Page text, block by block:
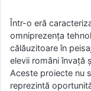
Într-o eră
omniprezența
călăuzitoare în
elevii români învață
Aceste proiecte nu
reprezintă